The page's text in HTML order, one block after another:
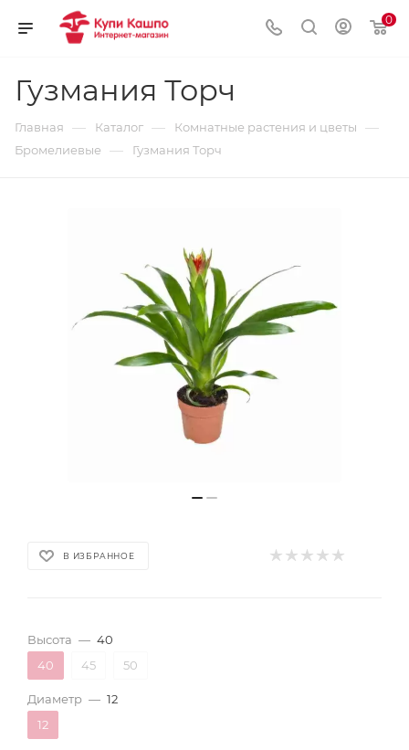
0
Гузмания Торч
Главная — Каталог — Комнатные растения и цветы —
Бромелиевые — Гузмания Торч
В ИЗБРАННОЕ
Высота — 40
40
45 50
Диаметр — 12
12